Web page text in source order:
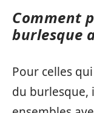
Comment
burlesque
Pour celles
du burlesque,